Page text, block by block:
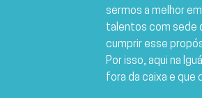
sermos a melhor
talentos com sede
cumprir esse
Por isso, aqui na
fora da caixa e que